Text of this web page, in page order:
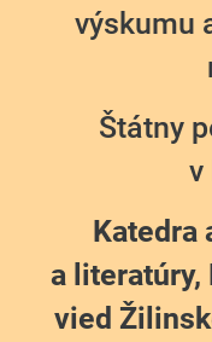
výskumu
Štátny
v
Katedra
a literatúry,
vied